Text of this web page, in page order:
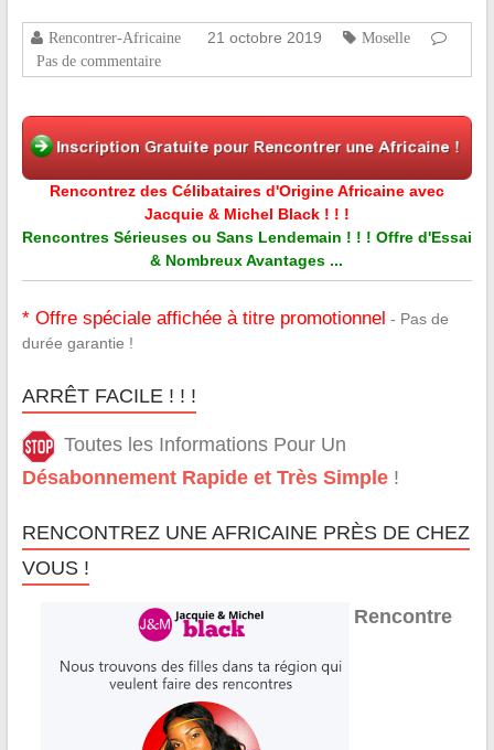
Rencontrer-Africaine 21 octobre 2019
Moselle
Pas de commentaire
Rencontrez des Célibataires d'Origine Africaine avec
Jacquie & Michel Black ! ! !
Rencontres Sérieuses ou Sans Lendemain ! ! ! Offre d'Essai
& Nombreux Avantages ...
* Offre spéciale affichée à titre promotionnel - Pas de
durée garantie !
ARRÊT FACILE ! ! !
Toutes les Informations Pour Un
Désabonnement Rapide et Très Simple!
RENCONTREZ UNE AFRICAINE PRÈS DE CHEZ
VOUS !
Rencontre